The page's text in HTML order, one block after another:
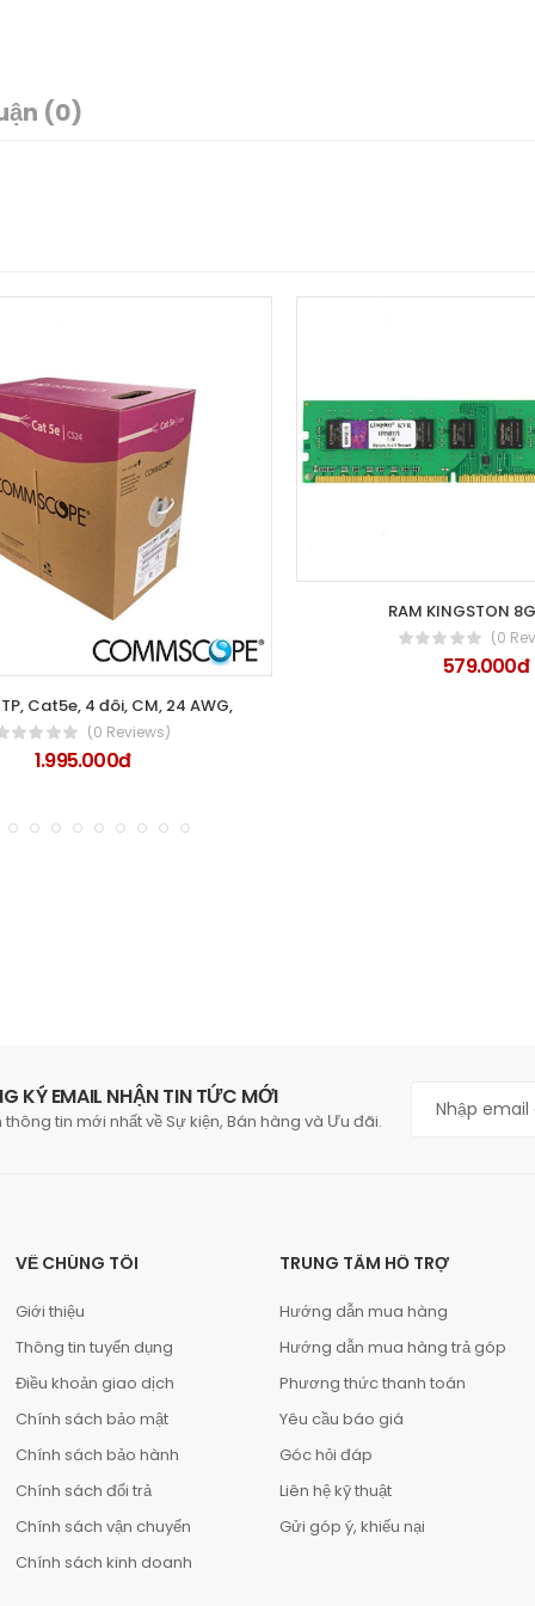
(0)
Cat5e, 4 đôi, CM, 24 AWG,
(0 Reviews)
1.995.000đ
RAM KINGSTON
(0
579.000đ
KÝ EMAIL NHẬN TIN TỨC MỚI
thông tin mới nhất về Sự kiện, Bán hàng và Ưu đãi.
VỀ CHÚNG TÔI
Giới thiệu
Thông tin tuyển dụng
Điều khoản giao dịch
Chính sách bảo mật
Chính sách bảo hành
Chính sách đổi trả
Chính sách vận chuyển
Chính sách kinh doanh
TRUNG TÂM HỖ TRỢ
Hướng dẫn mua hàng
Hướng dẫn mua hàng trả góp
Phương thức thanh toán
Yêu cầu báo giá
Góc hỏi đáp
Liên hệ kỹ thuật
Gửi góp ý, khiếu nại